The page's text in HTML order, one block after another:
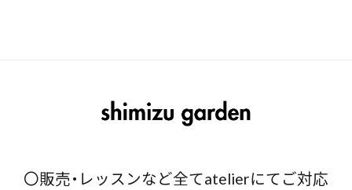
〇販売・レッスンなど全てatelierにてご対応